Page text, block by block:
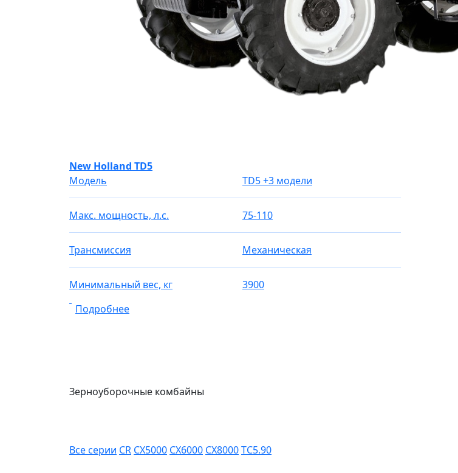
New Holland TD5
Модель
TD5+3 модели
Макс. мощность, л.с. 75-110
Трансмиссия Механическая
Минимальный вес, кг
3900
Подробнее
Зерноуборочные комбайны
Все серии CR CX5000 CX6000 CX8000TC5.90